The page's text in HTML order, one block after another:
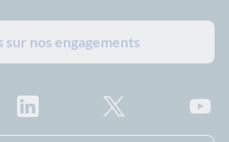
sur nos engagements